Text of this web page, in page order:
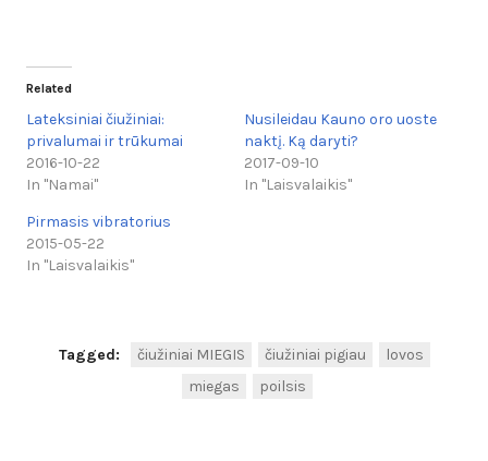
Related
Lateksiniai čiužiniai:
privalumai ir trūkumai
2016-10-22
In "Namai"
Nusileidau Kauno oro uoste
naktį. Ką daryti?
2017-09-10
In "Laisvalaikis"
Pirmasis vibratorius
2015-05-22
In "Laisvalaikis"
Tagged: čiužiniai MIEGIS čiužiniai pigiau
lovos
miegas
poilsis